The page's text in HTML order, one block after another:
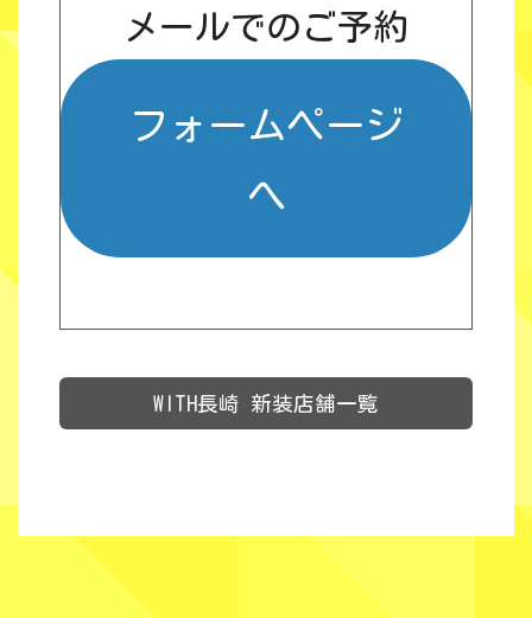
メールでのご予約
フォームページ
へ
WITH長崎 新装店舗一覧